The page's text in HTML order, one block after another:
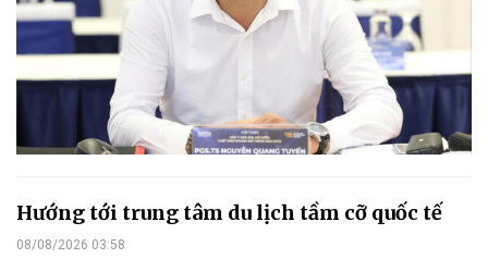
Hướng tới trung tâm du lịch tầm cỡ quốc tế
08/08/2026 03:58